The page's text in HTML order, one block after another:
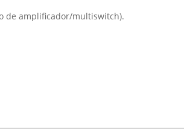
de amplificador/multiswitch).